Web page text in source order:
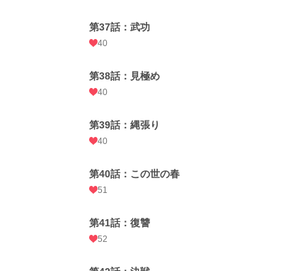
第37話：武功
40
第38話：見極め
40
第39話：縄張り
40
第40話：この世の春
51
第41話：復讐
52